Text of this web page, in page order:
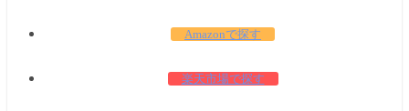
Amazonで探す
楽天市場で探す